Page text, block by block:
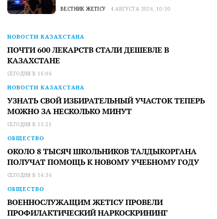
ВЕСТНИК ЖЕТІСУ 4 АВГУСТА 2026, 10:30
НОВОСТИ КАЗАХСТАНА
ПОЧТИ 600 ЛЕКАРСТВ СТАЛИ ДЕШЕВЛЕ В
КАЗАХСТАНЕ
СЕГОДНЯ В 16:06
НОВОСТИ КАЗАХСТАНА
УЗНАТЬ СВОЙ ИЗБИРАТЕЛЬНЫЙ УЧАСТОК ТЕПЕРЬ
МОЖНО ЗА НЕСКОЛЬКО МИНУТ
СЕГОДНЯ В 15:21
ОБЩЕСТВО
ОКОЛО 8 ТЫСЯЧ ШКОЛЬНИКОВ ТАЛДЫКОРГАНА
ПОЛУЧАТ ПОМОЩЬ К НОВОМУ УЧЕБНОМУ ГОДУ
СЕГОДНЯ В 14:36
ОБЩЕСТВО
ВОЕННОСЛУЖАЩИМ ЖЕТІСУ ПРОВЕЛИ
ПРОФИЛАКТИЧЕСКИЙ НАРКОСКРИНИНГ